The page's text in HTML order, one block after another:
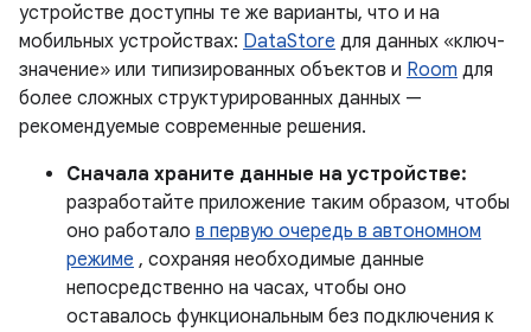
устройстве доступны те же варианты, что и на
мобильных устройствах: DataStore для данных «ключ-
значение» или типизированных объектов и Room для
более сложных структурированных данных —
рекомендуемые современные решения.
Сначала храните данные на устройстве:
разработайте приложение таким образом, чтобы
оно работало в первую очередь в автономном
режиме , сохраняя необходимые данные
непосредственно на часах, чтобы оно
оставалось функциональным без подключения к